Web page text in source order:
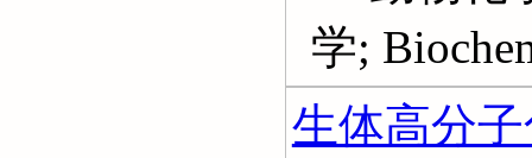
学;
生体高分